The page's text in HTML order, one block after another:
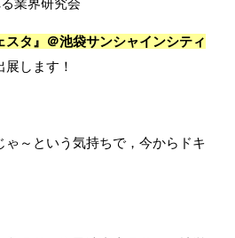
業界研究会
スタ』＠池袋サンシャインシティ
します！
ゃ～という気持ちで，今からドキ